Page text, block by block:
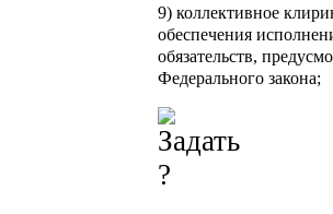
9) коллективное
обеспечения
обязательств,
Федерального закона;